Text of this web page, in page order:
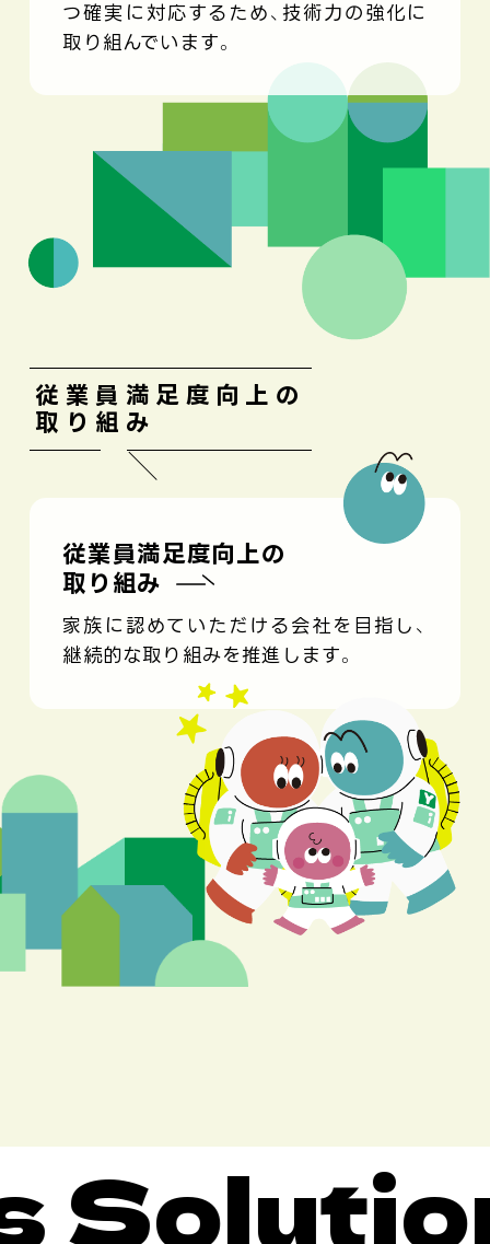
つ確実に対応するため、技術力の強化に
取り組んでいます。
従業員満足度向上の
取り組み
従業員満足度向上の
取り組み
家族に認めていただける会社を目指し、
継続的な取り組みを推進します。